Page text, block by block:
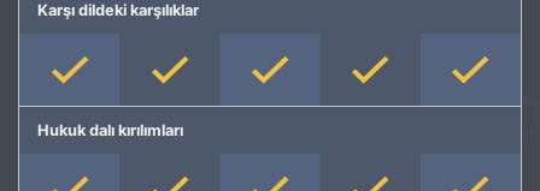
Karşı dildeki karşılıklar
Hukuk dalı kırılımları